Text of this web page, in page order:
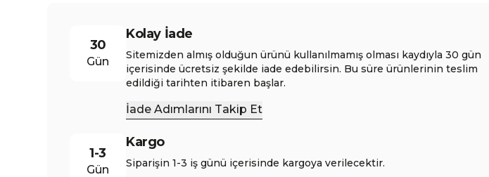
30
Gün
Kolay İade
Sitemizden almış olduğun ürünü kullanılmamış olması kaydıyla 30 gün
içerisinde ücretsiz şekilde iade edebilirsin. Bu süre ürünlerinin teslim
edildiği tarihten itibaren başlar.
İade Adımlarını Takip Et
1-3
Gün
Kargo
Siparişin 1-3 iş günü içerisinde kargoya verilecektir.